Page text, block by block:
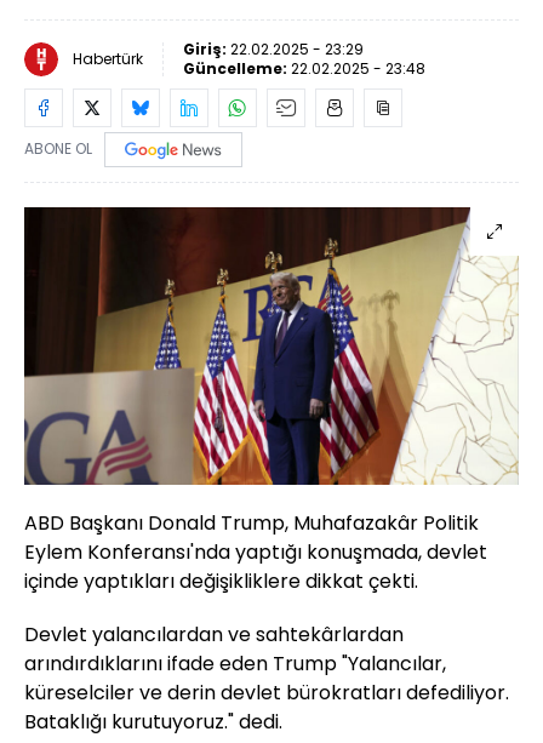
Habertürk Giriş: 22.02.2025 - 23:29
Güncelleme: 22.02.2025 - 23:48
ABONE OL
ABD Başkanı Donald Trump, Muhafazakâr Politik
Eylem Konferansı'nda yaptığı konuşmada, devlet
içinde yaptıkları değişikliklere dikkat çekti.
Devlet yalancılardan ve sahtekârlardan
arındırdıklarını ifade eden Trump "Yalancılar,
küreselciler ve derin devlet bürokratları defediliyor.
Bataklığı kurutuyoruz." dedi.